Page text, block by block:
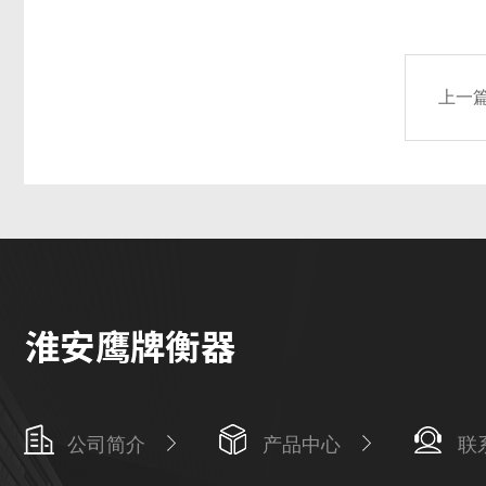
上一
公司简介 产品中心 联